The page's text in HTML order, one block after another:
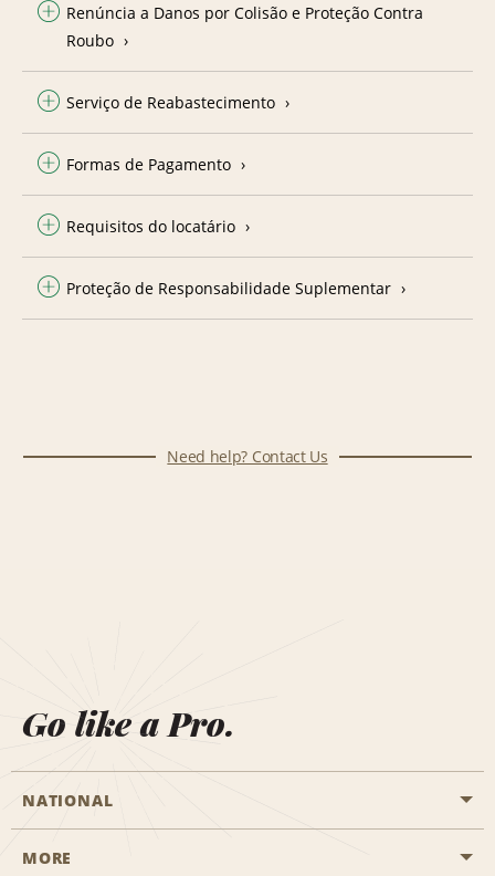
Renúncia a Danos por Colisão e Proteção Contra
Roubo
Serviço de Reabastecimento
Formas de Pagamento
Requisitos do locatário
Proteção de Responsabilidade Suplementar
Need help? Contact Us
Go like a Pro.
NATIONAL
Start a Reservation
MORE